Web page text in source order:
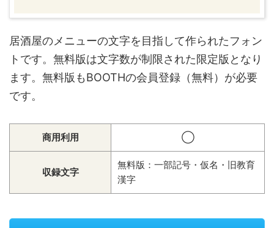
居酒屋のメニューの文字を目指して作られたフォン
トです。無料版は文字数が制限された限定版となり
ます。無料版もBOOTHの会員登録（無料）が必要
です。
商用利用 ◯
収録文字
無料版：一部記号・仮名・旧教育
漢字